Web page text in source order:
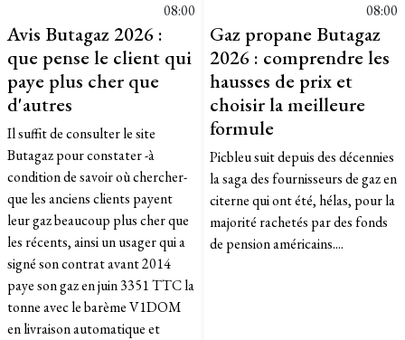
08:00
Avis Butagaz 2026 :
que pense le client qui
paye plus cher que
d'autres
Il suffit de consulter le site
Butagaz pour constater -à
condition de savoir où chercher-
que les anciens clients payent
leur gaz beaucoup plus cher que
les récents, ainsi un usager qui a
signé son contrat avant 2014
paye son gaz en juin 3351 TTC la
tonne avec le barème V1DOM
en livraison automatique et
08:00
Gaz propane Butagaz
2026 : comprendre les
hausses de prix et
choisir la meilleure
formule
Picbleu suit depuis des décennies
la saga des fournisseurs de gaz en
citerne qui ont été, hélas, pour la
majorité rachetés par des fonds
de pension américains....